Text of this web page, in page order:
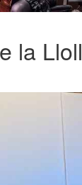
la Lloll